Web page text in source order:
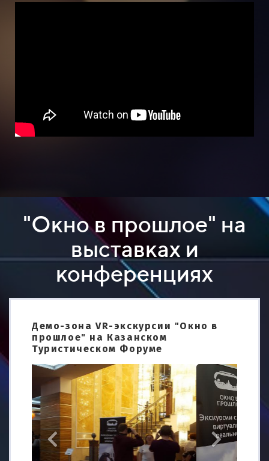
"Окно в прошлое" на
выставках и
конференциях
Демо-зона VR-экскурсии "Окно в
прошлое" на Казанском
Туристическом Форуме